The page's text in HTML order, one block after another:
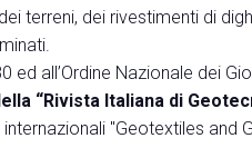
terreni, dei rivestimenti di
ed all’Ordine Nazionale dei
“Rivista Italiana di
"Geotextiles and